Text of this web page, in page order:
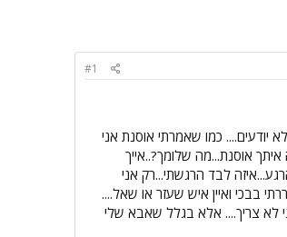
#1
יודעים.... כמו שאמרתי אוסנת אני
אוסנת...מה שלומך?..אייך
כדי לנסות להרגע...איזה לבד הרגשתי...רק אני
בבכי ואיין איש שעזר או שאל....
לא צריך.... אלא בגלל שאבא שלי